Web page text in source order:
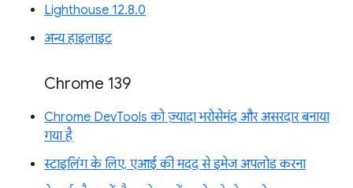
Lighthouse 12.8.0
अन्य हाइलाइट
Chrome 139
Chrome DevTools को ज़्यादा भरोसेमंद और असरदार बनाया
गया है
स्टाइलिंग के लिए, एआई की मदद से इमेज अपलोड करना